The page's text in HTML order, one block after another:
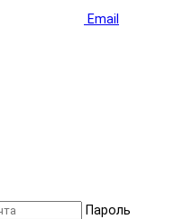
Email
Пароль